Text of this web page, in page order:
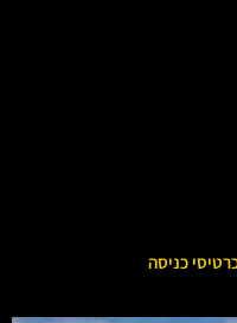
כניסה